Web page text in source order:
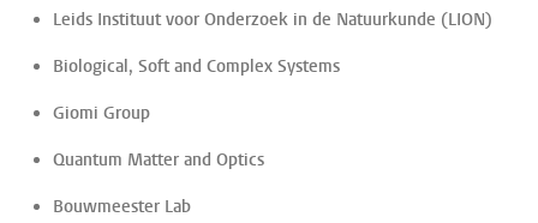
Leids Instituut voor Onderzoek in de Natuurkunde (LION)
Biological, Soft and Complex Systems
Giomi Group
Quantum Matter and Optics
Bouwmeester Lab